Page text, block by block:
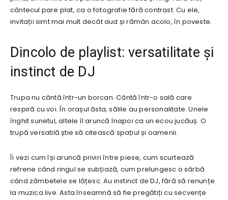
cântecul pare plat, ca o fotografie fără contrast. Cu ele,
invitații simt mai mult decât aud și rămân acolo, în poveste.
Dincolo de playlist: versatilitate și
instinct de DJ
Trupa nu cântă într-un borcan. Cântă într-o sală care
respiră cu voi. În orașul ăsta, sălile au personalitate. Unele
înghit sunetul, altele îl aruncă înapoi ca un ecou jucăuș. O
trupă versatilă știe să citească spațiul și oamenii.
Îi vezi cum își aruncă priviri între piese, cum scurtează
refrene când ringul se subțiază, cum prelungesc o sârbă
când zâmbetele se lățesc. Au instinct de DJ, fără să renunțe
la muzica live. Asta înseamnă să fie pregătiți cu secvențe